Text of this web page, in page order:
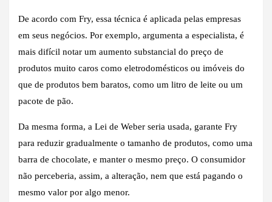
De acordo com Fry, essa técnica é aplicada pelas empresas
em seus negócios. Por exemplo, argumenta a especialista, é
mais difícil notar um aumento substancial do preço de
produtos muito caros como eletrodomésticos ou imóveis do
que de produtos bem baratos, como um litro de leite ou um
pacote de pão.
Da mesma forma, a Lei de Weber seria usada, garante Fry
para reduzir gradualmente o tamanho de produtos, como uma
barra de chocolate, e manter o mesmo preço. O consumidor
não perceberia, assim, a alteração, nem que está pagando o
mesmo valor por algo menor.